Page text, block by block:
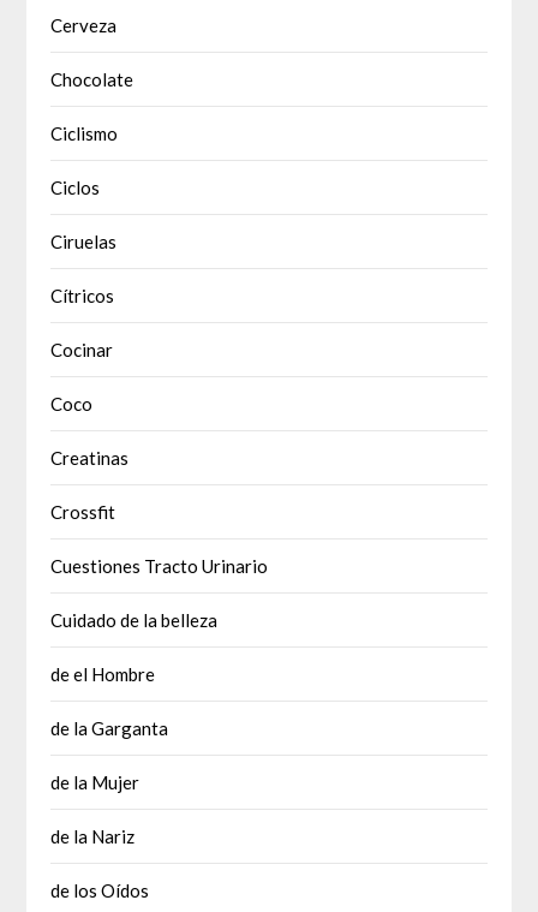
Cerveza
Chocolate
Ciclismo
Ciclos
Ciruelas
Cítricos
Cocinar
Coco
Creatinas
Crossfit
Cuestiones Tracto Urinario
Cuidado de la belleza
de el Hombre
de la Garganta
de la Mujer
de la Nariz
de los Oídos